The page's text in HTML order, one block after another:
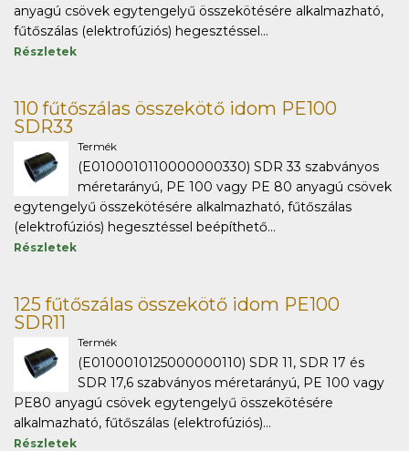
anyagú csövek egytengelyű összekötésére alkalmazható,
fűtőszálas (elektrofúziós) hegesztéssel...
Részletek
110 fűtőszálas összekötő idom PE100
SDR33
Termék
(E0100010110000000330) SDR 33 szabványos
méretarányú, PE 100 vagy PE 80 anyagú csövek
egytengelyű összekötésére alkalmazható, fűtőszálas
(elektrofúziós) hegesztéssel beépíthető...
Részletek
125 fűtőszálas összekötő idom PE100
SDR11
Termék
(E0100010125000000110) SDR 11, SDR 17 és
SDR 17,6 szabványos méretarányú, PE 100 vagy
PE80 anyagú csövek egytengelyű összekötésére
alkalmazható, fűtőszálas (elektrofúziós)...
Részletek